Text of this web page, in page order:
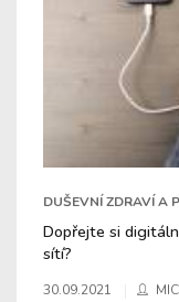
DUŠEVNÍ ZDRAVÍ A
Dopřejte si
sítí?
30.09.2021